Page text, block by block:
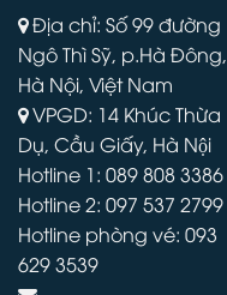
Địa chỉ: Số 99 đường
Ngô Thì Sỹ, p.Hà Đông,
Hà Nội, Việt Nam
VPGD: 14 Khúc Thừa
Dụ, Cầu Giấy, Hà Nội
Hotline 1: 089 808 3386
Hotline 2: 097 537 2799
Hotline phòng vé: 093
629 3539